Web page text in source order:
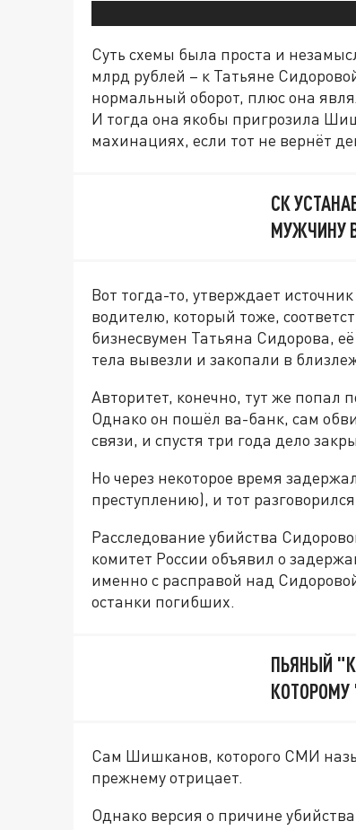
Суть схемы была проста и
млрд рублей – к Татьяне
нормальный оборот, плюс она
И тогда она якобы пригрозила
махинациях, если тот не вернёт
СК
МУЖЧИНУ
Вот тогда-то, утверждает
водителю, который тоже,
бизнесвумен Татьяна Сидорова,
тела вывезли и закопали в
Авторитет, конечно, тут же попал
Однако он пошёл ва-банк, сам
связи, и спустя три года дело
Но через некоторое время
преступлению), и тот
Расследование убийства
комитет России объявил о
именно с расправой над
останки погибших.
ПЬЯНЫЙ
Сам Шишканов, которого СМИ
прежнему отрицает.
Однако версия о причине